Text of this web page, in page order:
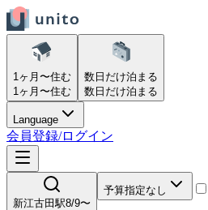
1ヶ月〜住む
1ヶ月〜住む
数日だけ泊まる
数日だけ泊まる
Language
会員登録/ログイン
新江古田駅8/9〜
予算指定なし